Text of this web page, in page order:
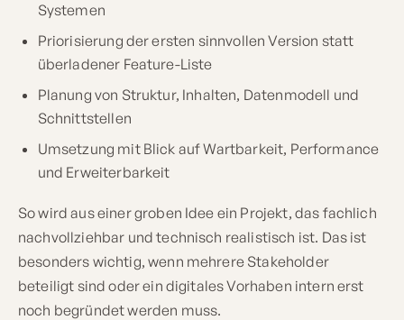
Systemen
Priorisierung der ersten sinnvollen Version statt
überladener Feature-Liste
Planung von Struktur, Inhalten, Datenmodell und
Schnittstellen
Umsetzung mit Blick auf Wartbarkeit, Performance
und Erweiterbarkeit
So wird aus einer groben Idee ein Projekt, das fachlich
nachvollziehbar und technisch realistisch ist. Das ist
besonders wichtig, wenn mehrere Stakeholder
beteiligt sind oder ein digitales Vorhaben intern erst
noch begründet werden muss.